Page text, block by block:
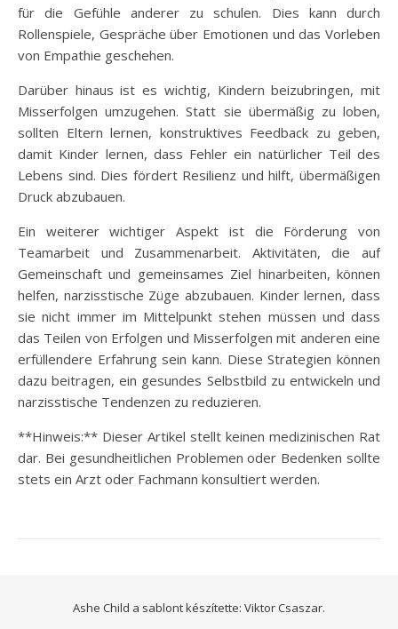
für die Gefühle anderer zu schulen. Dies kann durch
Rollenspiele, Gespräche über Emotionen und das Vorleben
von Empathie geschehen.
Darüber hinaus ist es wichtig, Kindern beizubringen, mit
Misserfolgen umzugehen. Statt sie übermäßig zu loben,
sollten Eltern lernen, konstruktives Feedback zu geben,
damit Kinder lernen, dass Fehler ein natürlicher Teil des
Lebens sind. Dies fördert Resilienz und hilft, übermäßigen
Druck abzubauen.
Ein weiterer wichtiger Aspekt ist die Förderung von
Teamarbeit und Zusammenarbeit. Aktivitäten, die auf
Gemeinschaft und gemeinsames Ziel hinarbeiten, können
helfen, narzisstische Züge abzubauen. Kinder lernen, dass
sie nicht immer im Mittelpunkt stehen müssen und dass
das Teilen von Erfolgen und Misserfolgen mit anderen eine
erfüllendere Erfahrung sein kann. Diese Strategien können
dazu beitragen, ein gesundes Selbstbild zu entwickeln und
narzisstische Tendenzen zu reduzieren.
**Hinweis:** Dieser Artikel stellt keinen medizinischen Rat
dar. Bei gesundheitlichen Problemen oder Bedenken sollte
stets ein Arzt oder Fachmann konsultiert werden.
Ashe Child a sablont készítette: Viktor Csaszar.